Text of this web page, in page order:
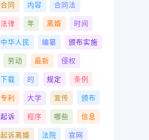
合同 内容 合同法
法律 年 离婚 时间
中华人民 编纂 颁布实施
劳动 最新 侵权
下载 的 规定 条例
专利 大学 宣传 颁布
起诉 程序 哪些 信息
起诉离婚 法院 官网